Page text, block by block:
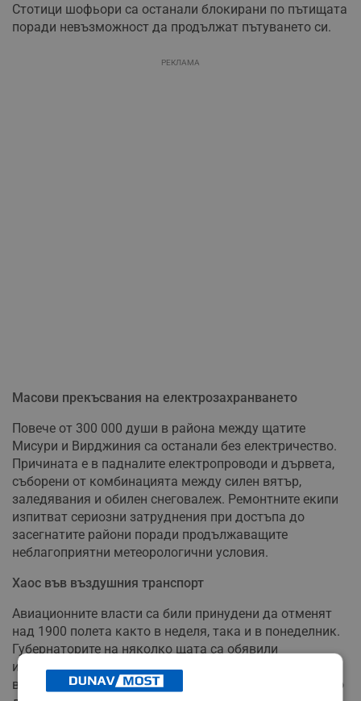
Стотици шофьори са останали блокирани по пътищата
поради невъзможност да продължат пътуването си.
РЕКЛАМА
Масови прекъсвания на електрозахранването
Повече от 300 000 души в района между щатите
Мисури и Вирджиния са останали без електричество.
Причината е в падналите електропроводи и дървета,
съборени от комбинацията между силен вятър,
заледявания и обилен снеговалеж. Ремонтните екипи
изпитват сериозни затруднения при достъпа до
засегнатите райони поради продължаващите
неблагоприятни метеорологични условия.
Хаос във въздушния транспорт
Авиационните власти са били принудени да отменят
над 1900 полета както в неделя, така и в понеделник.
Губернаторите на няколко щата са обявили
извънредно положение преди влошаването на
времето, като са призовали гражданите да останат по